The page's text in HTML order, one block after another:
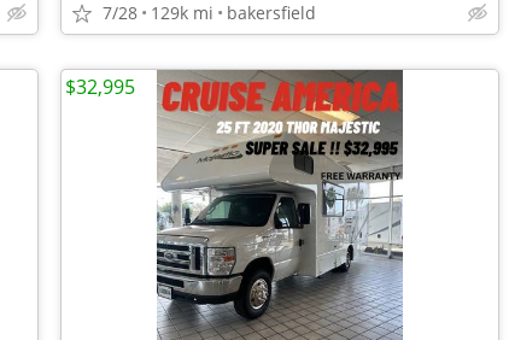
7/28 129k mi bakersfield
$32,995